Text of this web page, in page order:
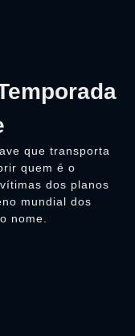
que transporta
quem é o
dos planos
mundial dos
nome.